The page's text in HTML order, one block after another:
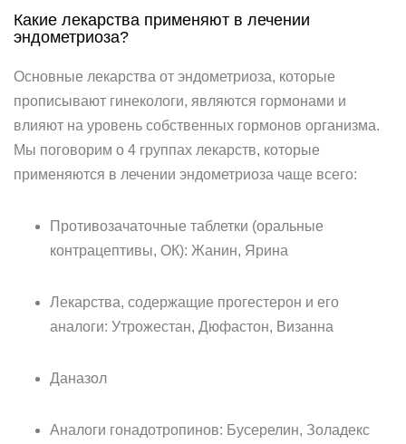
Какие лекарства применяют в лечении
эндометриоза?
Основные лекарства от эндометриоза, которые
прописывают гинекологи, являются гормонами и
влияют на уровень собственных гормонов организма.
Мы поговорим о 4 группах лекарств, которые
применяются в лечении эндометриоза чаще всего:
Противозачаточные таблетки (оральные
контрацептивы, ОК): Жанин, Ярина
Лекарства, содержащие прогестерон и его
аналоги: Утрожестан, Дюфастон, Визанна
Даназол
Аналоги гонадотропинов: Бусерелин, Золадекс